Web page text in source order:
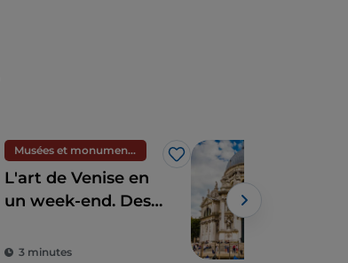
Musées et monuments
J’aime
L'art de Venise en
un week-end. Des
galeries et des
3 minutes